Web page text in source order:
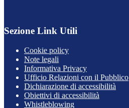
Sezione Link Utili
Cookie policy
Note legali
Informativa Privacy
Ufficio Relazioni con il Pubblico
Dichiarazione di accessibilità
Obiettivi di accessibilità
Whistleblowing